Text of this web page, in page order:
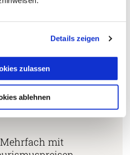
Details zeigen
zulassen
ablehnen
Erfahrung!
Beratung durch
vielgereiste
Mehrfach mit